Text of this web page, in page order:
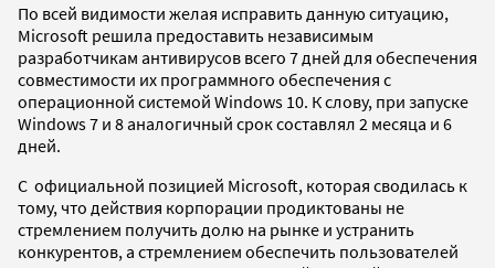
По всей видимости желая исправить данную ситуацию,
Microsoft решила предоставить независимым
разработчикам антивирусов всего 7 дней для обеспечения
совместимости их программного обеспечения с
операционной системой Windows 10. К слову, при запуске
Windows 7 и 8 аналогичный срок составлял 2 месяца и 6
дней.
С официальной позицией Microsoft, которая сводилась к
тому, что действия корпорации продиктованы не
стремлением получить долю на рынке и устранить
конкурентов, а стремлением обеспечить пользователей